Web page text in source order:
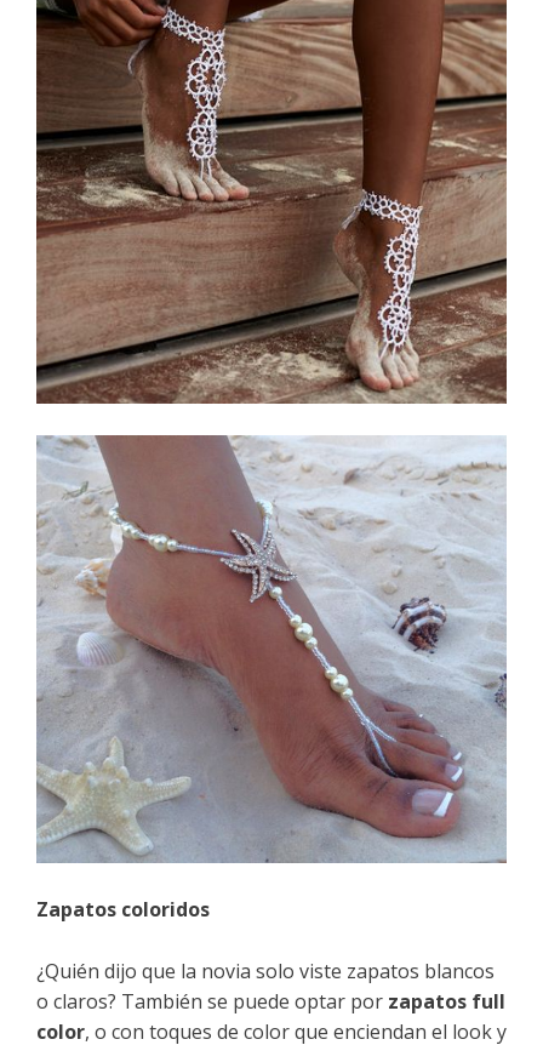
Zapatos coloridos
¿Quién dijo que la novia solo viste zapatos blancos
o claros? También se puede optar por zapatos full
color, o con toques de color que enciendan el look y